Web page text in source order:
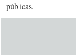
públicas.